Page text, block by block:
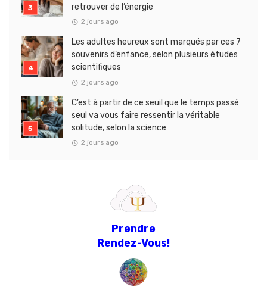
retrouver de l’énergie
2 jours ago
Les adultes heureux sont marqués par ces 7
souvenirs d’enfance, selon plusieurs études
scientifiques
2 jours ago
C’est à partir de ce seuil que le temps passé
seul va vous faire ressentir la véritable
solitude, selon la science
2 jours ago
Prendre
Rendez-Vous!